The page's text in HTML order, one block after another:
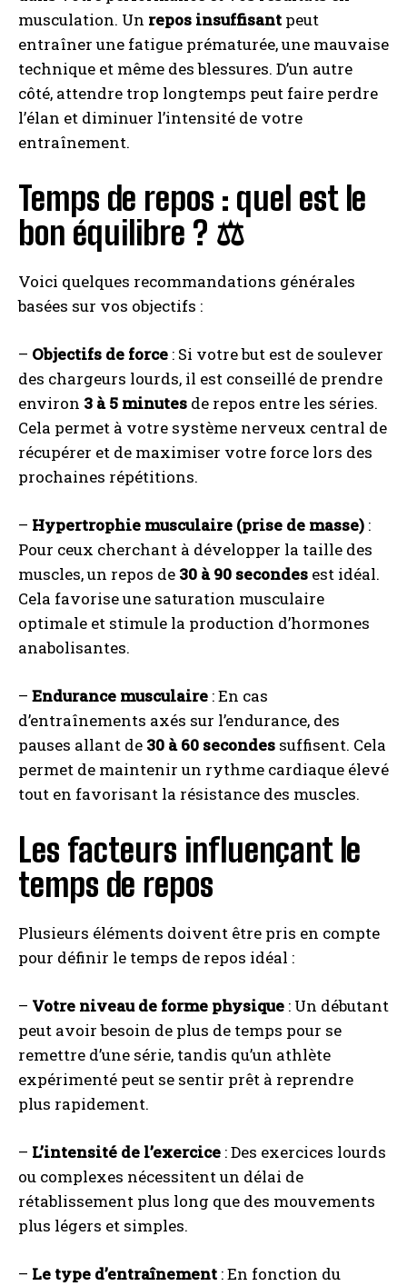
musculation. Un repos insuffisant peut
entraîner une fatigue prématurée, une mauvaise
technique et même des blessures. D’un autre
côté, attendre trop longtemps peut faire perdre
l’élan et diminuer l’intensité de votre
entraînement.
Temps de repos : quel est le
bon équilibre ? ⚖️
Voici quelques recommandations générales
basées sur vos objectifs :
– Objectifs de force : Si votre but est de soulever
des chargeurs lourds, il est conseillé de prendre
environ 3 à 5 minutes de repos entre les séries.
Cela permet à votre système nerveux central de
récupérer et de maximiser votre force lors des
prochaines répétitions.
– Hypertrophie musculaire (prise de masse) :
Pour ceux cherchant à développer la taille des
muscles, un repos de 30 à 90 secondes est idéal.
Cela favorise une saturation musculaire
optimale et stimule la production d’hormones
anabolisantes.
– Endurance musculaire : En cas
d’entraînements axés sur l’endurance, des
pauses allant de 30 à 60 secondes suffisent. Cela
permet de maintenir un rythme cardiaque élevé
tout en favorisant la résistance des muscles.
Les facteurs influençant le
temps de repos
Plusieurs éléments doivent être pris en compte
pour définir le temps de repos idéal :
– Votre niveau de forme physique : Un débutant
peut avoir besoin de plus de temps pour se
remettre d’une série, tandis qu’un athlète
expérimenté peut se sentir prêt à reprendre
plus rapidement.
– L’intensité de l’exercice : Des exercices lourds
ou complexes nécessitent un délai de
rétablissement plus long que des mouvements
plus légers et simples.
– Le type d’entraînement : En fonction du